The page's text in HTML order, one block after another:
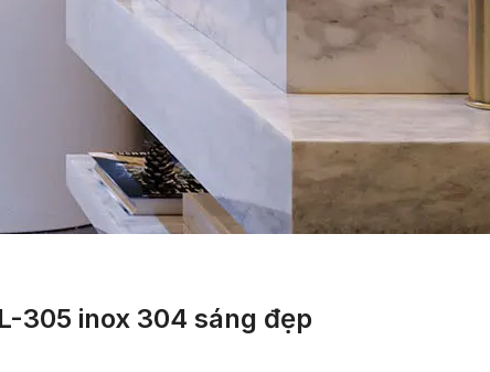
305 inox 304 sáng đẹp